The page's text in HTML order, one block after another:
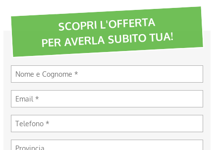
SCOPRI L'OFFERTA
PER AVERLA SUBITO TUA!